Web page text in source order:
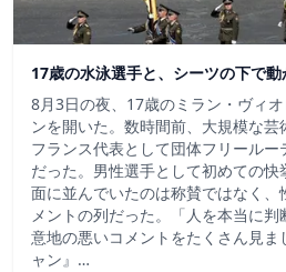
17歳の水泳選手と、シーツの下で
8月3日の夜、17歳のミラン・ヴィ
ンを開いた。数時間前、大規模な
フランス代表として団体フリールー
だった。男性選手として初めての
面に並んでいたのは称賛ではなく、
メントの列だった。「人を本当に判
意地の悪いコメントをたくさん見
ャン』…